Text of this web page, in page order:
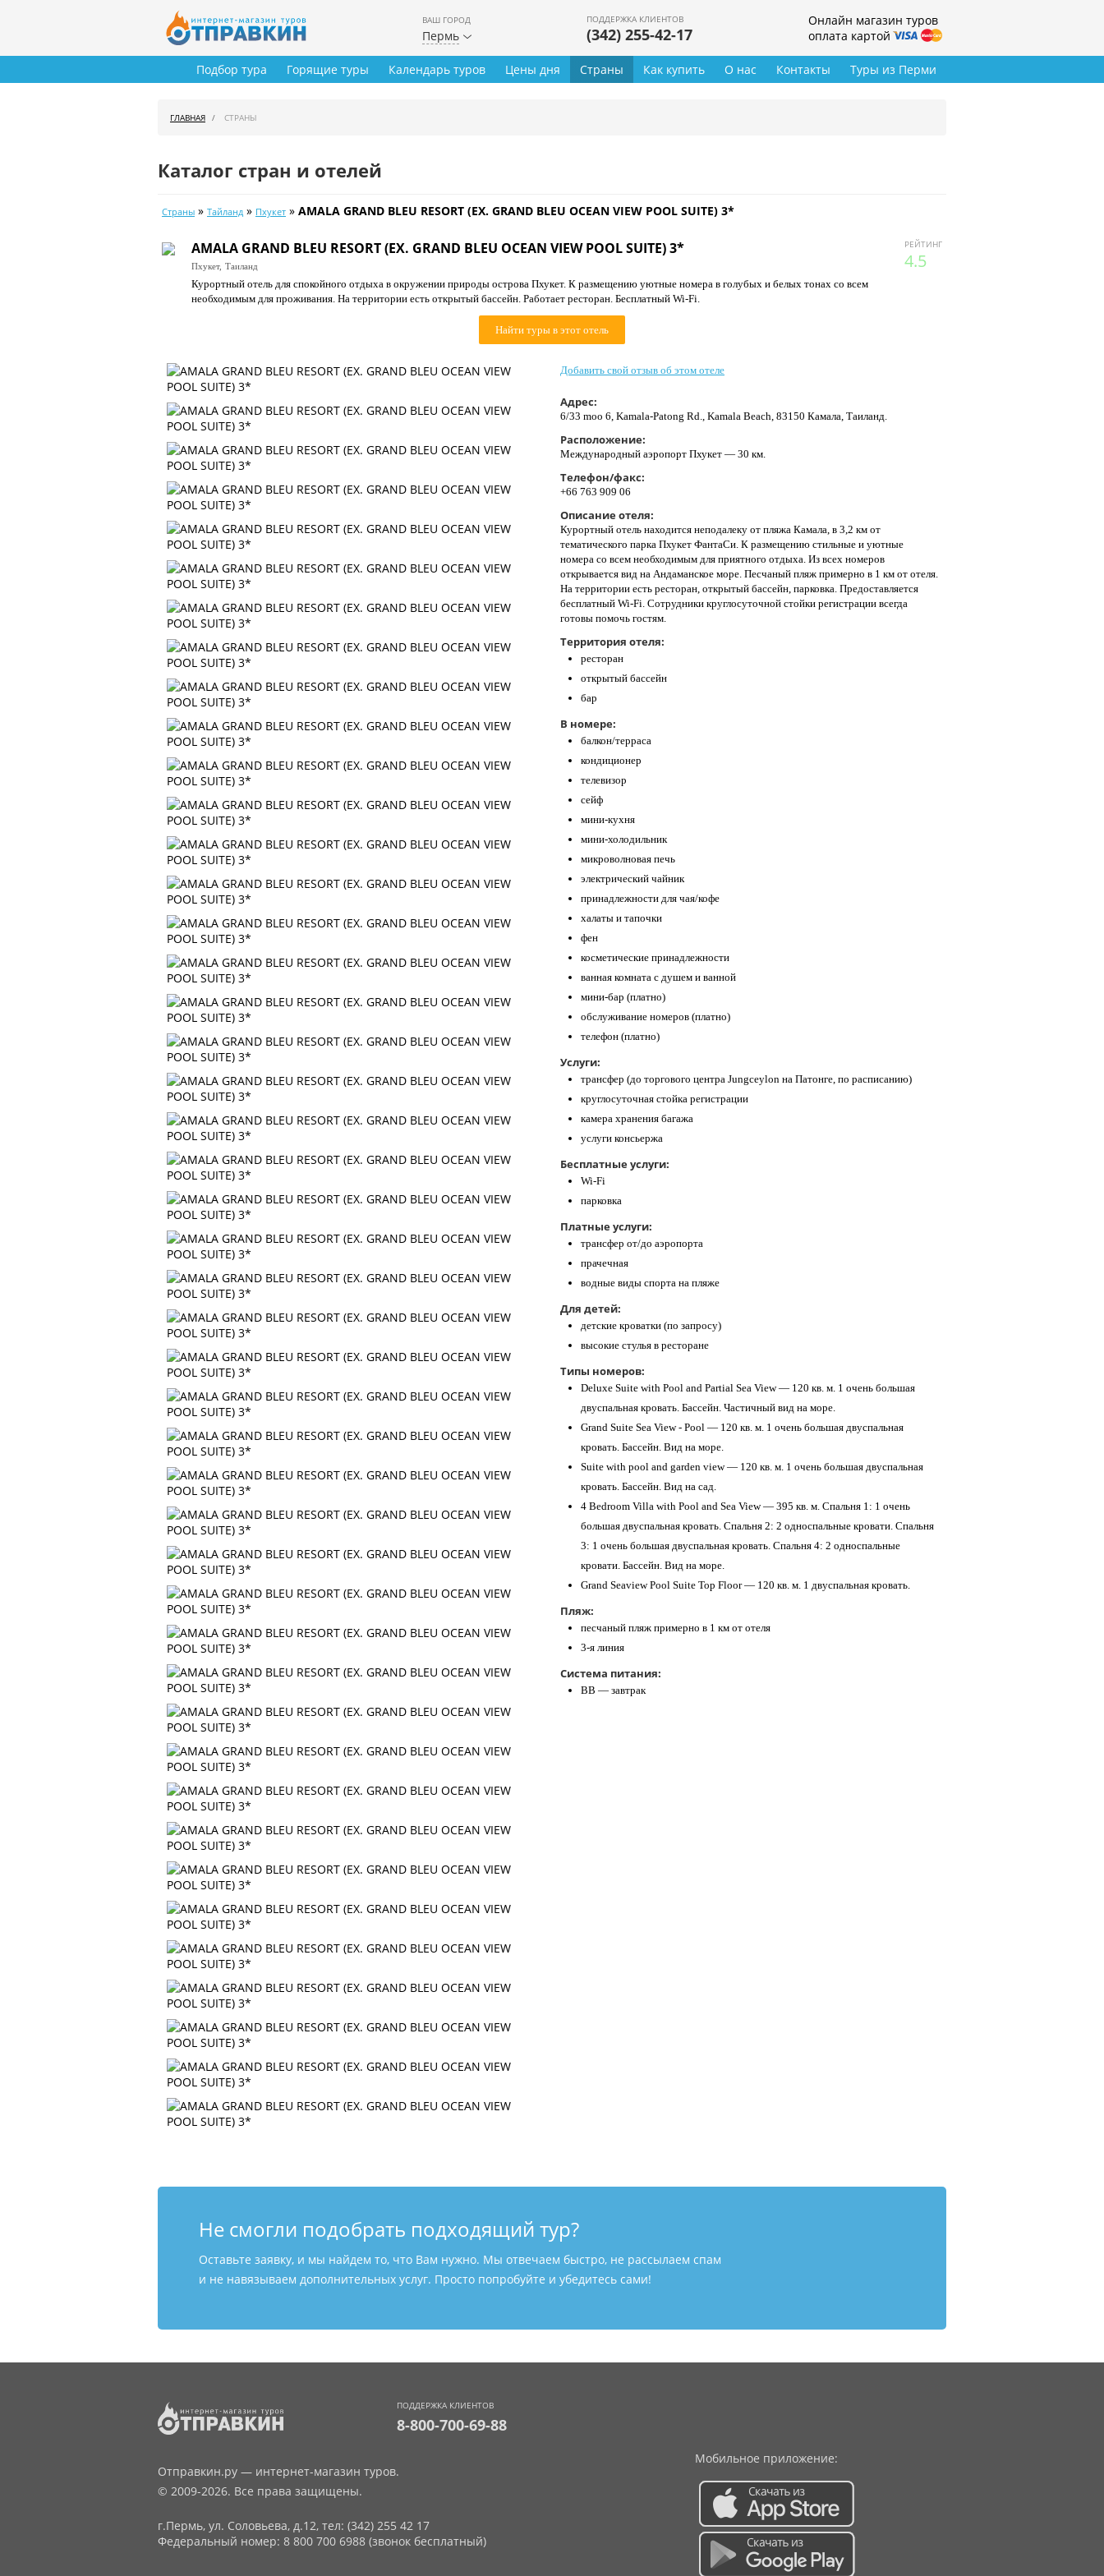
ВАШ ГОРОД
Пермь
ПОДДЕРЖКА КЛИЕНТОВ
(342) 255-42-17
Онлайн магазин туров
оплата картой
Туры из Перми
Подбор тура Горящие туры Календарь туров Цены дня Страны Как купить О нас Контакты
ГЛАВНАЯ СТРАНЫ
Каталог стран и отелей
Страны » Тайланд » Пхукет » AMALA GRAND BLEU RESORT (EX. GRAND BLEU OCEAN VIEW POOL SUITE) 3*
РЕЙТИНГ
4.5
AMALA GRAND BLEU RESORT (EX. GRAND BLEU OCEAN VIEW POOL SUITE) 3*
Пхукет, Таиланд
Курортный отель для спокойного отдыха в окружении природы острова Пхукет. К размещению уютные номера в голубых и белых тонах со всем
необходимым для проживания. На территории есть открытый бассейн. Работает ресторан. Бесплатный Wi-Fi.
Найти туры в этот отель
Добавить свой отзыв об этом отеле
Адрес:
6/33 moo 6, Kamala-Patong Rd., Kamala Beach, 83150 Камала, Таиланд.
Расположение:
Международный аэропорт Пхукет — 30 км.
Телефон/факс:
+66 763 909 06
Описание отеля:
Курортный отель находится неподалеку от пляжа Камала, в 3,2 км от
тематического парка Пхукет ФантаСи. К размещению стильные и уютные
номера со всем необходимым для приятного отдыха. Из всех номеров
открывается вид на Андаманское море. Песчаный пляж примерно в 1 км от отеля.
На территории есть ресторан, открытый бассейн, парковка. Предоставляется
бесплатный Wi-Fi. Сотрудники круглосуточной стойки регистрации всегда
готовы помочь гостям.
Территория отеля:
ресторан
открытый бассейн
бар
В номере:
балкон/терраса
кондиционер
телевизор
сейф
мини-кухня
мини-холодильник
микроволновая печь
электрический чайник
принадлежности для чая/кофе
халаты и тапочки
фен
косметические принадлежности
ванная комната с душем и ванной
мини-бар (платно)
обслуживание номеров (платно)
телефон (платно)
Услуги:
трансфер (до торгового центра Jungceylon на Патонге, по расписанию)
круглосуточная стойка регистрации
камера хранения багажа
услуги консьержа
Бесплатные услуги:
Wi-Fi
парковка
Платные услуги:
трансфер от/до аэропорта
прачечная
водные виды спорта на пляже
Для детей:
детские кроватки (по запросу)
высокие стулья в ресторане
Типы номеров:
Deluxe Suite with Pool and Partial Sea View — 120 кв. м. 1 очень большая
двуспальная кровать. Бассейн. Частичный вид на море.
Grand Suite Sea View - Pool — 120 кв. м. 1 очень большая двуспальная
кровать. Бассейн. Вид на море.
Suite with pool and garden view — 120 кв. м. 1 очень большая двуспальная
кровать. Бассейн. Вид на сад.
4 Bedroom Villa with Pool and Sea View — 395 кв. м. Спальня 1: 1 очень
большая двуспальная кровать. Спальня 2: 2 односпальные кровати. Спальня
3: 1 очень большая двуспальная кровать. Спальня 4: 2 односпальные
кровати. Бассейн. Вид на море.
Grand Seaview Pool Suite Top Floor — 120 кв. м. 1 двуспальная кровать.
Пляж:
песчаный пляж примерно в 1 км от отеля
3-я линия
Система питания:
BB — завтрак
Не смогли подобрать подходящий тур?
Оставьте заявку, и мы найдем то, что Вам нужно. Мы отвечаем быстро, не рассылаем спам
и не навязываем дополнительных услуг. Просто попробуйте и убедитесь сами!
ПОДДЕРЖКА КЛИЕНТОВ
8-800-700-69-88
Отправкин.ру — интернет-магазин туров.
© 2009-2026. Все права защищены.
г.Пермь, ул. Соловьева, д.12, тел: (342) 255 42 17
Федеральный номер: 8 800 700 6988 (звонок бесплатный)
Мобильное приложение: